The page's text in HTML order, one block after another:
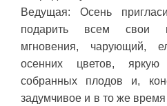
Ведущая: Осень
подарить всем свои
мгновения, чарующий,
осенних цветов, яркую
собранных плодов и,
задумчивое и в то же